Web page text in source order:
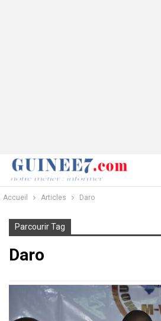
Accueil Articles Daro
Parcourir Tag
Daro